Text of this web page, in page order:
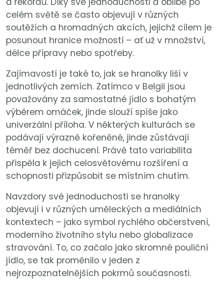
celém světě se často objevují v různých
soutěžích a hromadných akcích, jejichž cílem je
posunout hranice možností – ať už v množství,
délce přípravy nebo spotřeby.
Zajímavostí je také to, jak se hranolky liší v
jednotlivých zemích. Zatímco v Belgii jsou
považovány za samostatné jídlo s bohatým
výběrem omáček, jinde slouží spíše jako
univerzální příloha. V některých kulturách se
podávají výrazně kořeněné, jinde zůstávají
téměř bez dochucení. Právě tato variabilita
přispěla k jejich celosvětovému rozšíření a
schopnosti přizpůsobit se místním chutím.
Navzdory své jednoduchosti se hranolky
objevují i v různých uměleckých a mediálních
kontextech – jako symbol rychlého občerstvení,
moderního životního stylu nebo globalizace
stravování. To, co začalo jako skromné pouliční
jídlo, se tak proměnilo v jeden z
nejrozpoznatelnějších pokrmů současnosti.